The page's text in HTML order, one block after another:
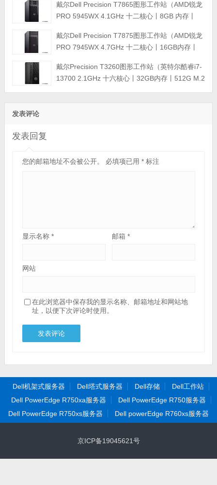
戴尔Dell Precision T7865图形工作站（AMD锐龙
PRO 5945WX 4.1GHz 十二核心丨8GB 内存丨
丨三年保修）
戴尔Dell Precision T7875图形工作站（AMD锐龙
PRO 7945WX 4.7GHz 十二核心丨16GB内存丨
丨三年质保）
戴尔Precision T3260图形工作站（英特尔酷睿i7-
13700 2.1GHz 十六核心丨32GB内存丨512G M.2
发表评论
发表回复
您的邮箱地址不会被公开。 必填项已用 *标注
显示名称 * 邮箱*
网站
在此浏览器中保存我的显示名称、邮箱地址和网站地
址，以便下次评论时使用。
Dell机架式服务器 Dell塔式服务器 Dell存储
Dell工作站
Dell PowerEdge R750xa服务器
Dell PowerEdge R750服务器
Dell PowerEdge R750xs服务器
Dell powerEdge R760xs服务器
京ICP备19045621号